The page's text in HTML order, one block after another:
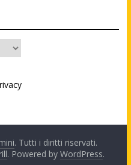
. Tutti i diritti riservati.
. Powered by WordPress.